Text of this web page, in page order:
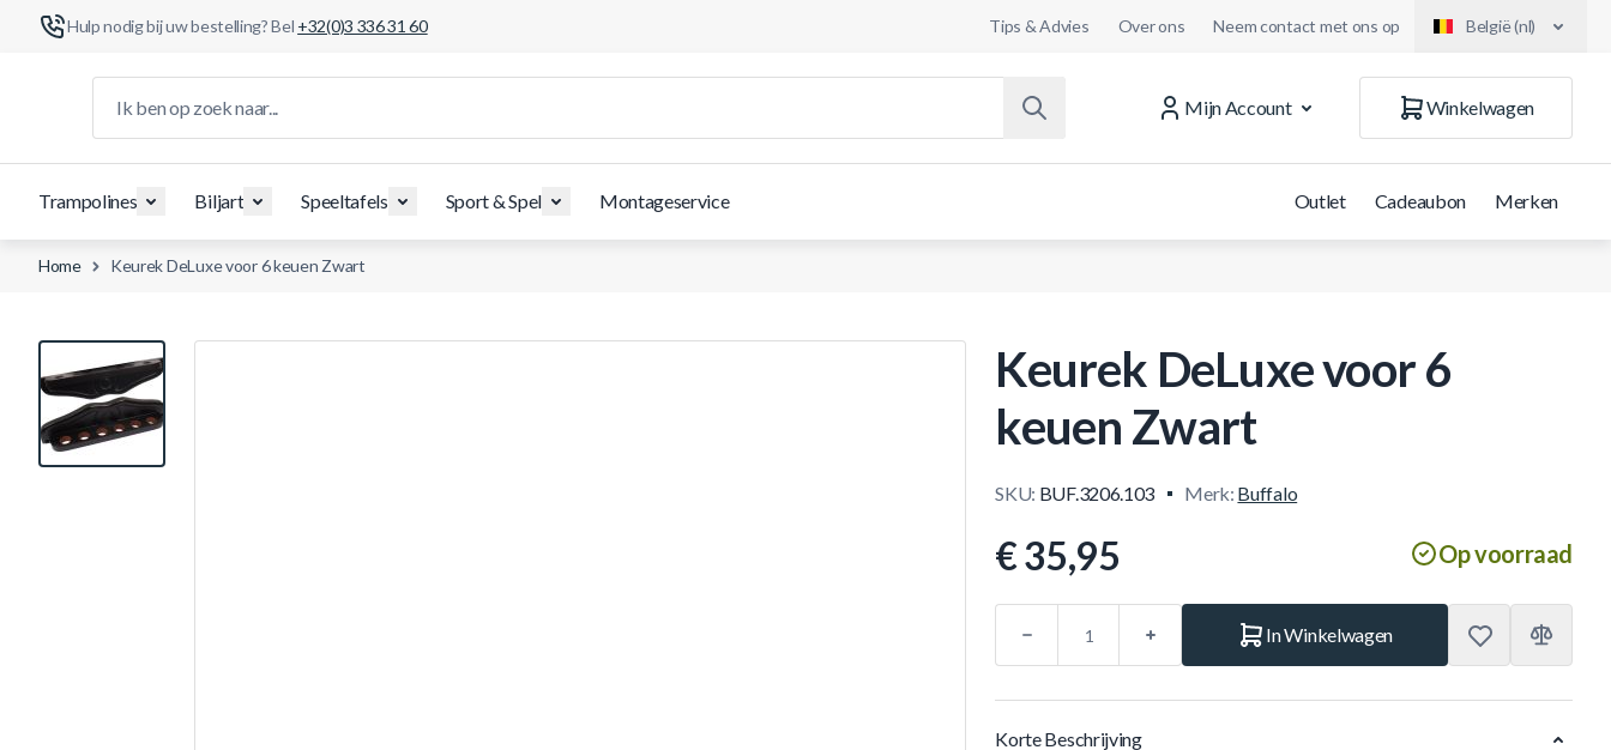
Hulp nodig bij uw bestelling? Bel +32(0)3 336 31 60 Tips & Advies Over ons Neem contact met ons op België (nl)
Mijn Account
Winkelwagen
Trampolines Biljart Speeltafels Sport & Spel Montageservice Outlet Cadeaubon Merken
Home Keurek DeLuxe voor 6 keuen Zwart
View larger image
Keurek DeLuxe voor 6
keuen Zwart
SKU: BUF.3206.103 Merk: Buffalo
€ 35,95 Op voorraad
In Winkelwagen
Korte Beschrijving